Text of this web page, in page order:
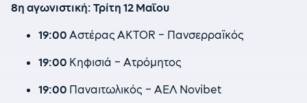
8η αγωνιστική: Τρίτη 12 Μαΐου
19:00 Αστέρας AKTOR – Πανσερραϊκός
19:00 Κηφισιά – Ατρόμητος
19:00 Παναιτωλικός – ΑΕΛ Novibet